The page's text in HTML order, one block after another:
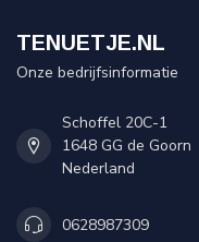
TENUETJE.NL
Onze bedrijfsinformatie
Schoffel 20C-1
1648 GG de Goorn
Nederland
0628987309